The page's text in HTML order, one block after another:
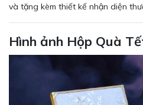
và tặng kèm thiết kế nhận diện
Hình ảnh Hộp Quà